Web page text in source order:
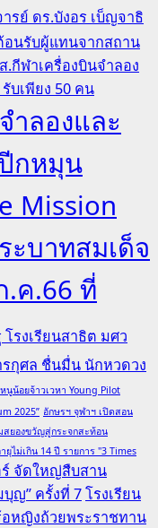
รย์ ดร.บังอร เบ็ญจาธิ
อนรับผู้แทนจากสถาน
ส.กีฬาเครื่องบินจำลอง
บเพียง 50 คน
ำลองและ
กหมุน
Mission
ะบาทสมเด็จ
.ค.66 ที่
รงเรียนสาธิต มศว
กุศล ชื่นมื่น นักหวดวง
หนูน้อยจ้าวเวหา Young Pilot
2025” อักษรฯ จุฬาฯ เปิดสอน
สยองขวัญสู่กระจกสะท้อน
ไม่เกิน 14 ปี รายการ "3 Times
จัดใหญ่สืบสาน
บุญ” ครั้งที่ 7โรงเรียน
หญิงถ้วยพระราชทาน